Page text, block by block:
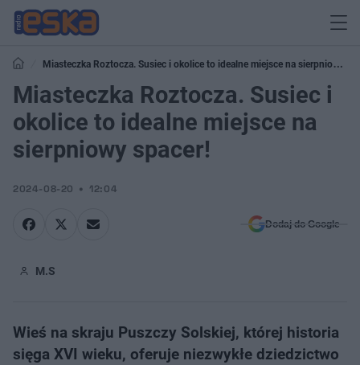
Miasteczka Roztocza. Susiec i okolice to idealne miejsce na sierpniowy
spacer!
Miasteczka Roztocza. Susiec i
okolice to idealne miejsce na
sierpniowy spacer!
2024-08-20 12:04
Dodaj do Google
M.S
Wieś na skraju Puszczy Solskiej, której historia
sięga XVI wieku, oferuje niezwykłe dziedzictwo